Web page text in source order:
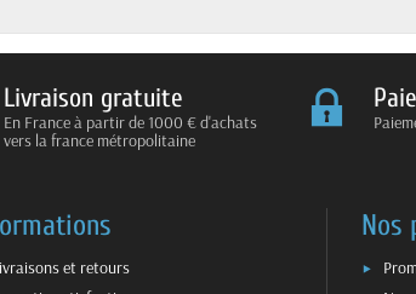
Livraison gratuite
En France à partir de 1000 € d'achats
vers la france métropolitaine
et retours
Nos